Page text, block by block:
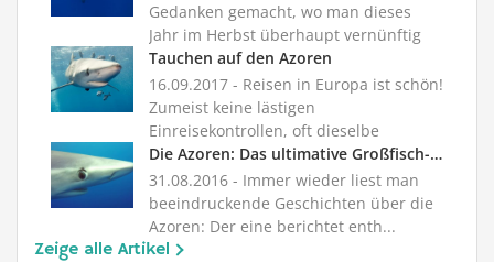
Gedanken gemacht, wo man dieses
Jahr im Herbst überhaupt vernünftig
Ta...
Tauchen auf den Azoren
16.09.2017 - Reisen in Europa ist schön!
Zumeist keine lästigen
Einreisekontrollen, oft dieselbe
Währun...
Die Azoren: Das ultimative Großfisch-Paradies Europas?
31.08.2016 - Immer wieder liest man
beeindruckende Geschichten über die
Azoren: Der eine berichtet enth...
Zeige alle Artikel